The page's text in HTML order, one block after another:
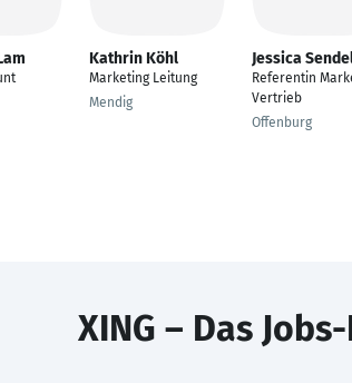
Kathrin Köhl
Marketing Leitung
Mendig
Jessica
Referentin
Vertrieb
Offenburg
XING – Das